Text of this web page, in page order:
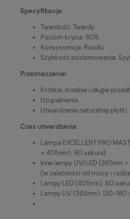
Specyfikacja:
Twardość: Twardy
Poziom krycia: 80%
Konsystencja: Rzadki
Szybkość poziomowania:
Przeznaczenie:
Krótkie, średnie i długie
Uzupełnienia
Utwardzenie naturalnej płytki
Czas utwardzania:
Lampa EXCELLENT PRO
+ 405nm): 60 sekund
Inne lampy UV/LED (365nm
(w zależności od mocy i
Lampy LED (405nm): 60
Lampy UV (365nm): 120-180